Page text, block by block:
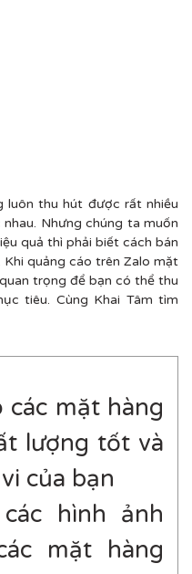
luôn thu hút được rất nhiều
Nhưng chúng ta muốn
quả thì phải biết cách bán
quảng cáo trên Zalo mặt
trọng để bạn có thể thu
tiêu. Cùng Khai Tâm tìm
các mặt hàng
lượng tốt và
của bạn
hình ảnh
mặt hàng